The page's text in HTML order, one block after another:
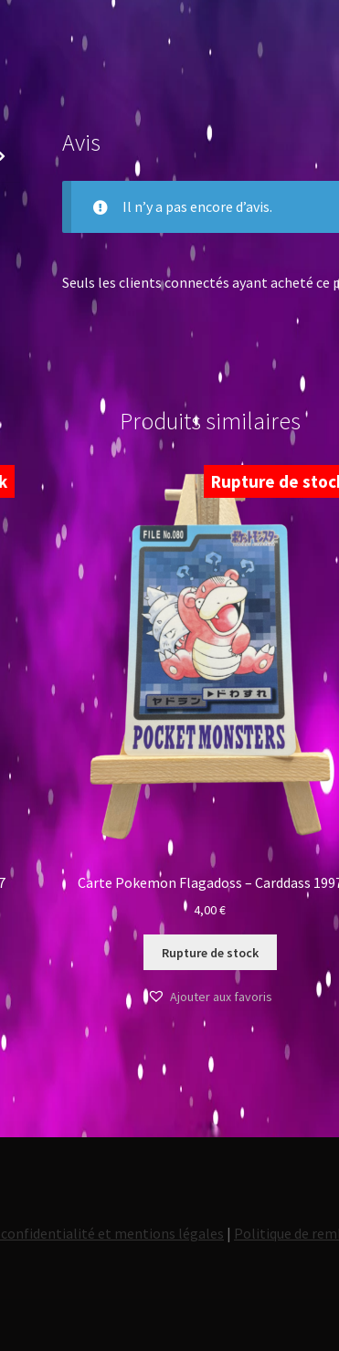
Avis
Il n’y a pas encore d’avis.
Seuls les clients connectés ayant acheté
Produits similaires
Rupture de
Carte Pokemon Flagadoss – Carddass
4,00€
Rupture de stock
Ajouter aux favoris
confidentialité et mentions légales | Politique de